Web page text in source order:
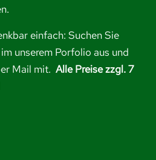
einfach: Suchen Sie
unserem Porfolio aus und
Mail mit. Alle Preise zzgl. 7